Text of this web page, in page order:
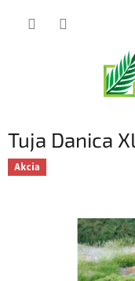
Tuja Danica
Akcia